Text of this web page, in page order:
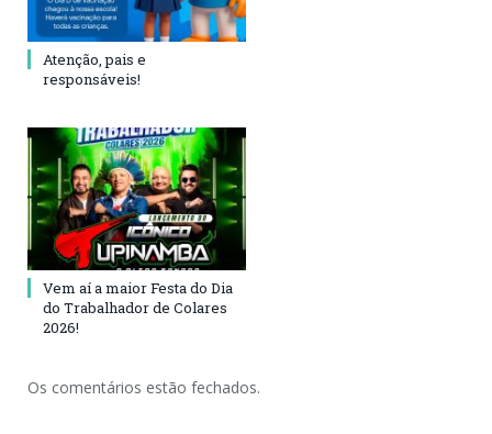
Atenção, pais e
responsáveis!
Vem aí a maior Festa do Dia
do Trabalhador de Colares
2026!
Os comentários estão fechados.